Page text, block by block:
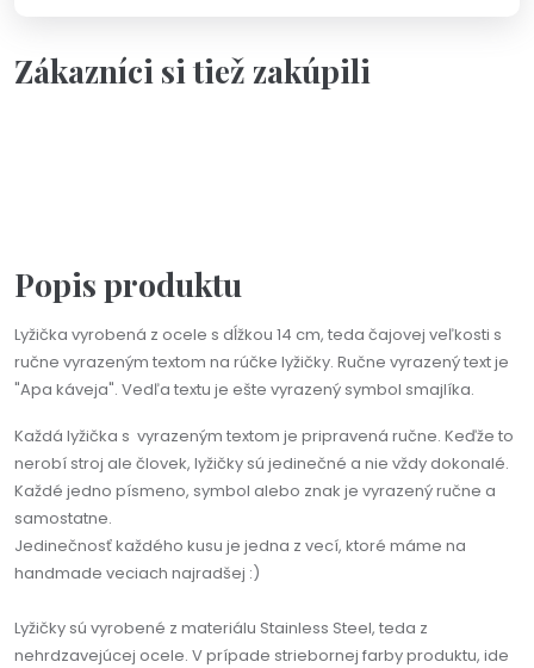
Zákazníci si tiež zakúpili
Popis produktu
Lyžička vyrobená z ocele s dĺžkou 14 cm, teda čajovej veľkosti s
ručne vyrazeným textom na rúčke lyžičky. Ručne vyrazený text je
"Apa káveja". Vedľa textu je ešte vyrazený symbol smajlíka.
Každá lyžička s vyrazeným textom je pripravená ručne. Keďže to
nerobí stroj ale človek, lyžičky sú jedinečné a nie vždy dokonalé.
Každé jedno písmeno, symbol alebo znak je vyrazený ručne a
samostatne.
Jedinečnosť každého kusu je jedna z vecí, ktoré máme na
handmade veciach najradšej :)
Lyžičky sú vyrobené z materiálu Stainless Steel, teda z
nehrdzavejúcej ocele. V prípade striebornej farby produktu, ide